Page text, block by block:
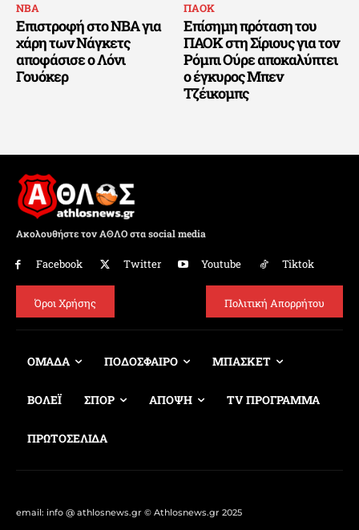
ΝΒΑ
Επιστροφή στο NBA για
χάρη των Νάγκετς
αποφάσισε ο Λόνι
Γουόκερ
ΠΑΟΚ
Επίσημη πρόταση του
ΠΑΟΚ στη Σίριους για τον
Ρόμπι Ούρε αποκαλύπτει
ο έγκυρος Μπεν
Τζέικομπς
Ακολουθήστε τον ΑΘΛΟ στα social media
Facebook Twitter Youtube Tiktok
Όροι Χρήσης Πολιτική Απορρήτου
ΟΜΑΔΑ ΠΟΔΟΣΦΑΙΡΟ ΜΠΑΣΚΕΤ
ΒΟΛΕΪ ΣΠΟΡ ΑΠΟΨΗ TV ΠΡΟΓΡΑΜΜΑ
ΠΡΩΤΟΣΕΛΙΔΑ
email: info @ athlosnews.gr © Athlosnews.gr 2025